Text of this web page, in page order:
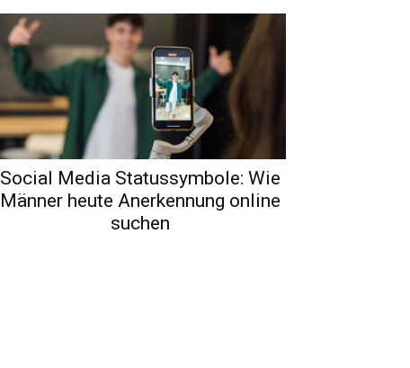
Social Media Statussymbole: Wie
Männer heute Anerkennung online
suchen